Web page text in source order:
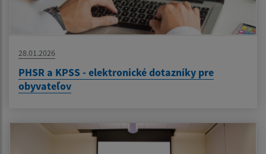
28.01.2026
PHSR a KPSS - elektronické dotazníky pre
obyvateľov